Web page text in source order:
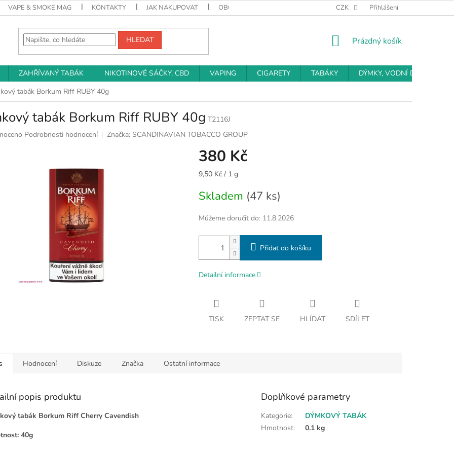
VAPE & SMOKE MAG KONTAKTY JAK NAKUPOVAT OBCHODNÍ PODMÍNKY PODMÍNKY OCHRANY OSOBNÍCH ÚDAJŮ
CZK Přihlášení
HLEDAT
NÁKUPNÍ
Prázdný košík
ZAHŘÍVANÝ TABÁK NIKOTINOVÉ SÁČKY, CBD VAPING CIGARETY TABÁKY
DÝMKY, VODNÍ DÝMKY
tabák Borkum Riff RUBY 40g
tabák Borkum Riff RUBY 40g T2116J
Podrobnosti hodnocení Značka: SCANDINAVIAN TOBACCO GROUP
380 Kč
Měrná
9,50 Kč / 1 g
Skladem (47 ks)
Můžeme doručit do: 11.8.2026
Přidat do košíku
Detailní informace
TISK ZEPTAT SE HLÍDAT SDÍLET
Hodnocení Diskuze Značka Ostatní informace
popis produktu
tabák Borkum Riff Cherry Cavendish
40g
Doplňkové parametry
Kategorie:
DÝMKOVÝ TABÁK
Hmotnost: 0.1 kg